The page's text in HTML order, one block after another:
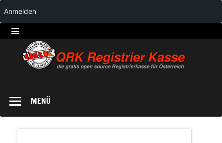
QRK
MENÜ
Anmelden